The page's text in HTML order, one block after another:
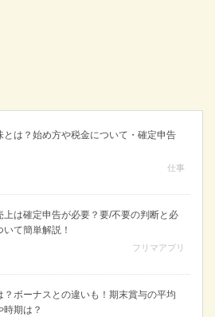
とは？始め方や税金について・確定申告
仕事
上は確定申告が必要？要/不要の判断と必
て簡単解説！
フリマアプリ
？ボーナスとの違いも！期末賞与の平均
時期は？